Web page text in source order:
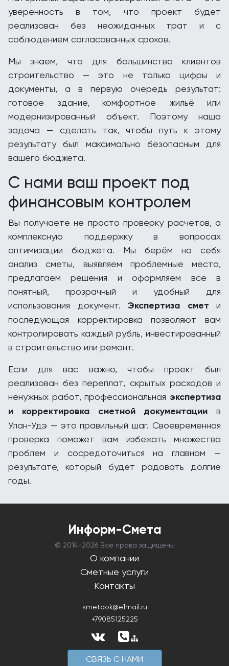
уверенность в том, что проект будет
реализован без неожиданных трат и с
соблюдением согласованных сроков.
Мы знаем, что для большинства клиентов
строительство — это не только цифры и
документы, а в первую очередь результат:
готовое здание, комфортное жильё или
модернизированный объект. Поэтому наша
задача — сделать так, чтобы путь к этому
результату был максимально безопасным для
вашего бюджета.
С нами ваш проект под
финансовым контролем
Вы получаете не просто проверку расчетов, а
комплексную поддержку в вопросах
оптимизации бюджета. Мы берём на себя
анализ сметы, выявляем проблемные места,
предлагаем решения и оформляем все в
понятный, прозрачный и удобный для
использования документ. Экспертиза смет и
последующая корректировка позволяют вам
контролировать каждый рубль, инвестированный
в строительство или ремонт.
Если для вас важно, чтобы проект был
реализован без переплат, скрытых расходов и
ненужных работ, профессиональная экспертиза
и корректировка сметной документации в
Улан-Удэ — это правильный шаг. Своевременная
проверка поможет вам избежать множества
проблем и сосредоточиться на главном —
результате, который будет радовать долгие
годы.
Информ-Смета
© 2014-2026 Все права защищены
О компании
Сметные услуги
Контакты
smetdok@e1mail.ru
+79085125225
CВЯЗЬ С НАМИ